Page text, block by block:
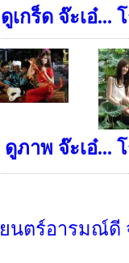
ดูเกร็ด จ๊ะเอ๋...
ดูภาพ จ๊ะเอ๋...
ตร์อารมณ์ดี